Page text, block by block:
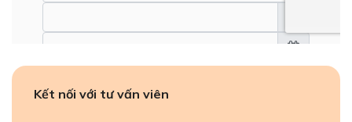
Kết nối với tư vấn viên